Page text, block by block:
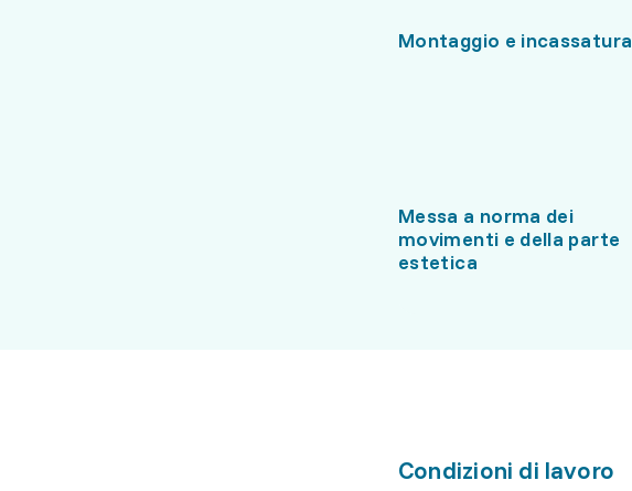
Montaggio e incassatura
Messa a norma dei
movimenti e della parte
estetica
Condizioni di lavoro